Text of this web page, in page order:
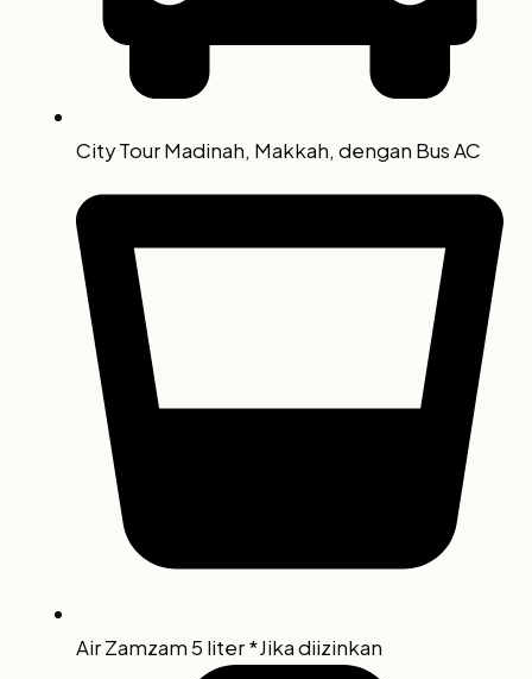
City Tour Madinah, Makkah, dengan Bus AC
Air Zamzam 5 liter *Jika diizinkan